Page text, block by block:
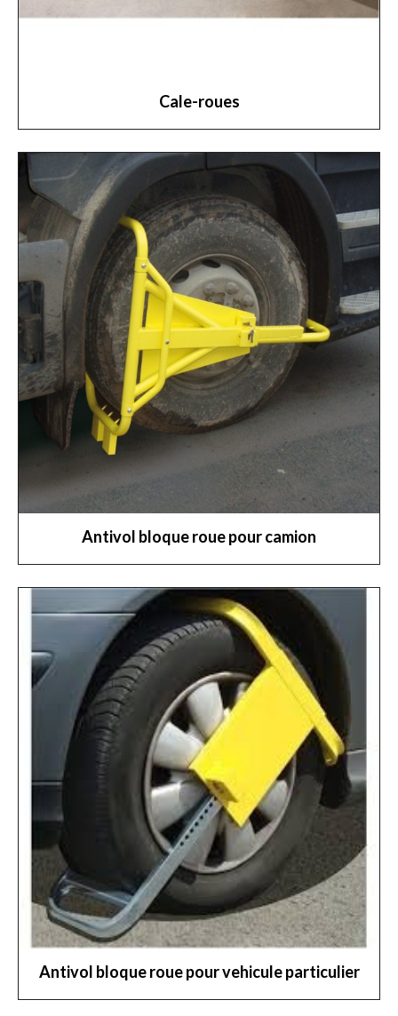
Cale-roues
Antivol bloque roue pour camion
Antivol bloque roue pour vehicule particulier